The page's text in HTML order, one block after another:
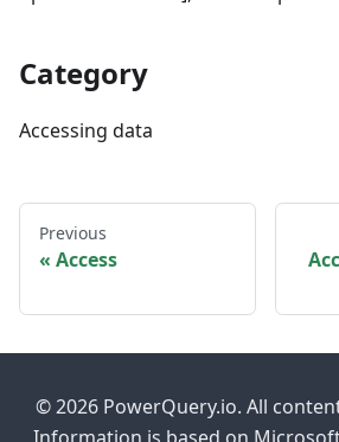
Category
Accessing data
Previous
Access
© 2026 PowerQuery.io. All